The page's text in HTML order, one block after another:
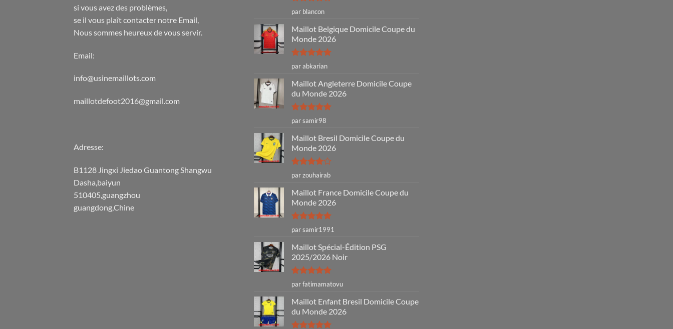
si vous avez des problèmes,
se il vous plaît contacter notre Email,
Nous sommes heureux de vous servir.
Email:
info@usinemaillots.com
maillotdefoot2016@gmail.com
Adresse:
B1128 Jingxi Jiedao Guantong Shangwu
Dasha,baiyun
510405,guangzhou
guangdong,Chine
Note4
sur 5
par blancon
Maillot Belgique Domicile Coupe du
Monde 2026
Note5sur
5
par abkarian
Maillot Angleterre Domicile Coupe
du Monde 2026
Note5sur
5
par samir98
Maillot Bresil Domicile Coupe du
Monde 2026
Note4
sur 5
par zouhairab
Maillot France Domicile Coupe du
Monde 2026
Note5sur
5
par samir1991
Maillot Spécial-Édition PSG
2025/2026 Noir
Note5sur
5
par fatimamatovu
Maillot Enfant Bresil Domicile Coupe
du Monde 2026